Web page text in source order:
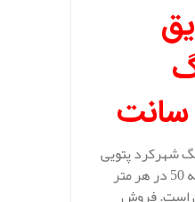
شهرکرد پتویی
5 سانتی متر دانسیته 50 در هر متر